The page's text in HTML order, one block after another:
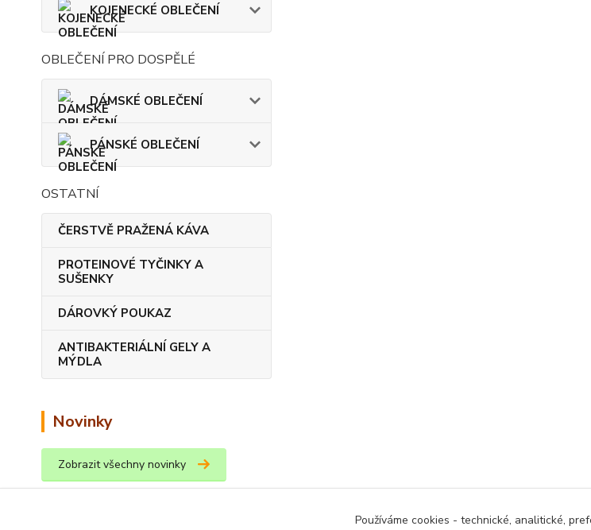
KOJENECKÉ OBLEČENÍ
OBLEČENÍ PRO DOSPĚLÉ
DÁMSKÉ OBLEČENÍ
PÁNSKÉ OBLEČENÍ
OSTATNÍ
ČERSTVĚ PRAŽENÁ KÁVA
PROTEINOVÉ TYČINKY A
SUŠENKY
DÁROVKÝ POUKAZ
ANTIBAKTERIÁLNÍ GELY A
MÝDLA
Novinky
Zobrazit všechny novinky
Používáme cookies - technické, analitické,